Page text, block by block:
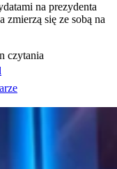
na prezydenta
się ze sobą na
czytania